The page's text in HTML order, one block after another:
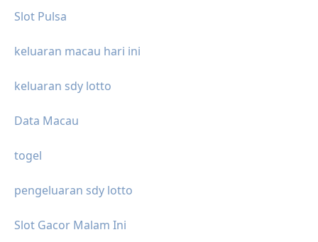
Slot Pulsa
keluaran macau hari ini
keluaran sdy lotto
Data Macau
togel
pengeluaran sdy lotto
Slot Gacor Malam Ini